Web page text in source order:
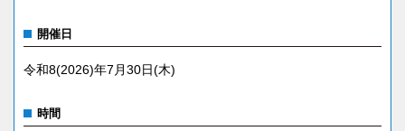
開催日
令和8(2026)年7月30日(木)
時間